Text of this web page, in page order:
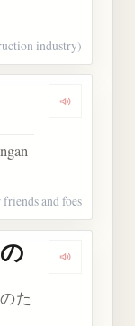
industry)
Dengarkan
and foes
た